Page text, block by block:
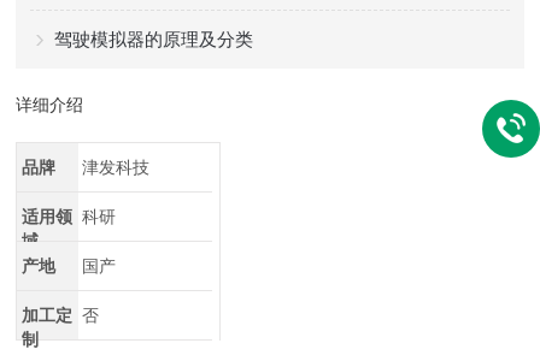
驾驶模拟器的原理及分类
详细介绍
品牌 津发科技
适用领
域
科研
产地 国产
加工定
制
否